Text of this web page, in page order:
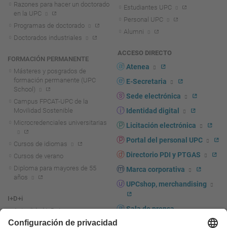
Razones para hacer un doctorado
en la UPC
Programas de doctorado
Doctorados industriales
FORMACIÓN PERMANENTE
Másteres y posgrados de
formación permanente (UPC
School)
Campus FPCAT-UPC de la
Movilidad Sostenible
Microcredenciales universitarias
Cursos de idiomas
Cursos de verano
Diploma para mayores de 55
años
I+D+i
Actualidad I+D+I
La investigación en la UPC
Estudiantes UPC
Personal UPC
Alumni
ACCESO DIRECTO
Atenea
E-Secretaria
Sede electrónica
Identidad digital
Licitación electrónica
Portal del personal UPC
Directorio PDI y PTGAS
Marca corporativa
UPCshop, merchandising
Sala de prensa